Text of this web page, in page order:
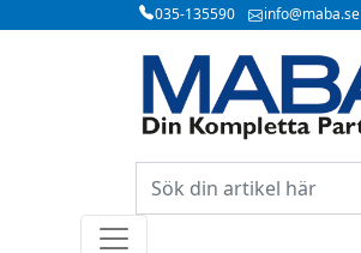
035-135590 info@maba.se